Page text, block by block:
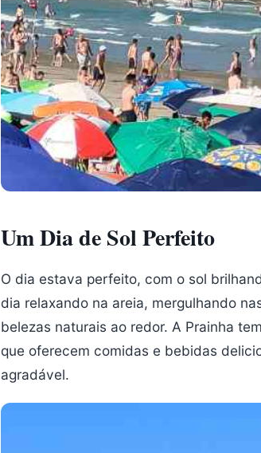
Um Dia de Sol Perfeito
O dia estava perfeito, com o sol
dia relaxando na areia, mergulhando
belezas naturais ao redor. A Prainha
que oferecem comidas e bebidas
agradável.